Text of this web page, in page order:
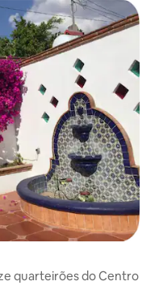
quarteirões do Centro